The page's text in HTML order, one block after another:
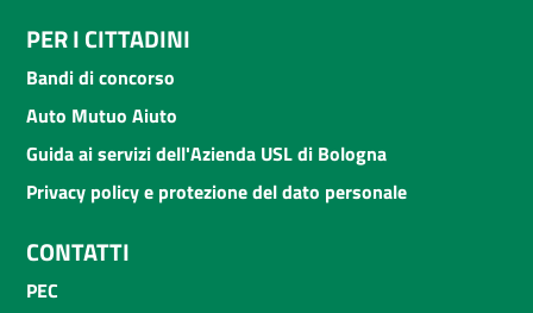
PER I CITTADINI
Bandi di concorso
Auto Mutuo Aiuto
Guida ai servizi dell'Azienda USL di Bologna
Privacy policy e protezione del dato personale
CONTATTI
PEC